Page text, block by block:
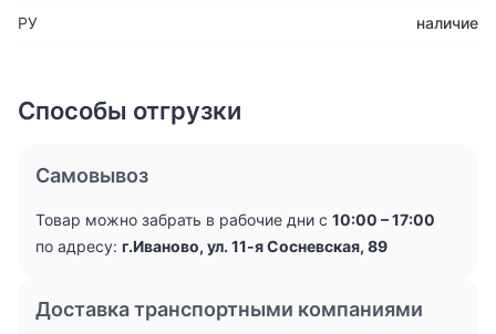
РУ
наличие
Способы отгрузки
Самовывоз
Товар можно забрать в рабочие дни с 10:00 – 17:00
по адресу: г.Иваново, ул. 11-я Сосневская, 89
Доставка транспортными компаниями